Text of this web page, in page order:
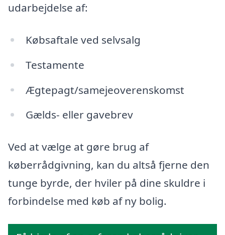
udarbejdelse af:
Købsaftale ved selvsalg
Testamente
Ægtepagt/samejeoverenskomst
Gælds- eller gavebrev
Ved at vælge at gøre brug af
køberrådgivning, kan du altså fjerne den
tunge byrde, der hviler på dine skuldre i
forbindelse med køb af ny bolig.